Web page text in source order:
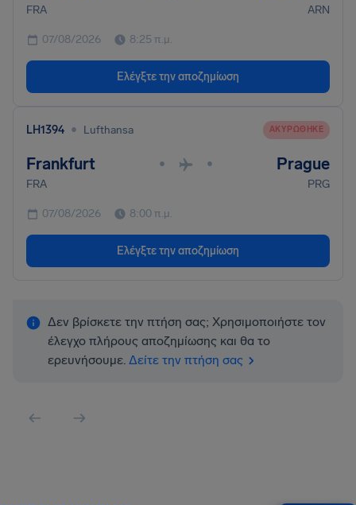
FRA ARN
07/08/2026 8:25 π.μ.
Ελέγξτε την αποζημίωση
LH1394 • Lufthansa ΑΚΥΡΏΘΗΚΕ
Frankfurt • • Prague
FRA PRG
07/08/2026 8:00 π.μ.
Ελέγξτε την αποζημίωση
Δεν βρίσκετε την πτήση σας; Χρησιμοποιήστε τον
έλεγχο πλήρους αποζημίωσης και θα το
ερευνήσουμε. Δείτε την πτήση σας